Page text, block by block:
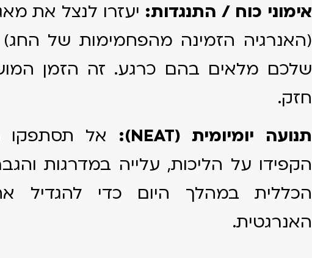
אימוני כוח / התנגדות: יעזרו לנצל את
(האנרגיה הזמינה מהפחמימות של
שלכם מלאים בהם כרגע. זה הזמן
חזק.
תנועה יומיומית (NEAT):
אל תסתפקו
הקפידו על הליכות, עלייה במדרגות
הכללית במהלך היום כדי להגדיל
האנרגטית.